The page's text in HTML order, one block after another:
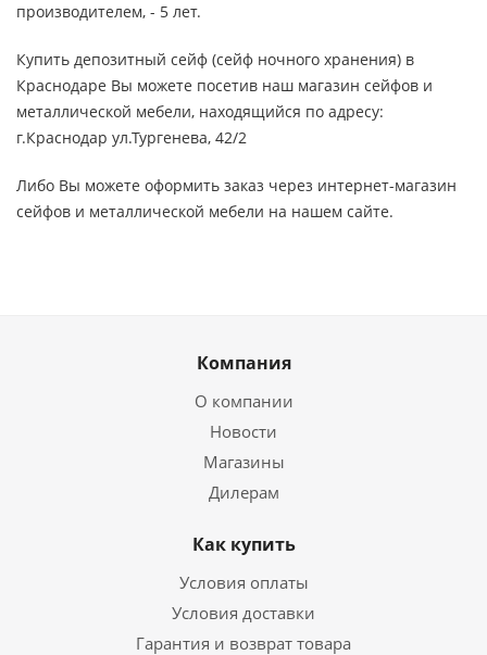
производителем, - 5 лет.
Купить депозитный сейф (сейф ночного хранения) в
Краснодаре Вы можете посетив наш магазин сейфов и
металлической мебели, находящийся по адресу:
г.Краснодар ул.Тургенева, 42/2
Либо Вы можете оформить заказ через интернет-магазин
сейфов и металлической мебели на нашем сайте.
Компания
О компании
Новости
Магазины
Дилерам
Как купить
Условия оплаты
Условия доставки
Гарантия и возврат товара